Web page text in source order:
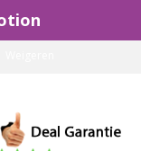
wij gebruik van